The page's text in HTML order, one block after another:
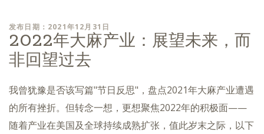
发布日期：2021年12月31日
2022年大麻产业：展望未来，而
非回望过去
我曾犹豫是否该写篇"节日反思"，盘点2021年大麻产业遭遇
的所有挫折。但转念一想，更想聚焦2022年的积极面——
随着产业在美国及全球持续成熟扩张，值此岁末之际，以下